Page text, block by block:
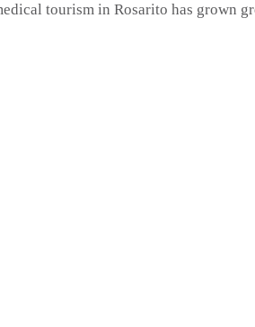
tourism in Rosarito has grown